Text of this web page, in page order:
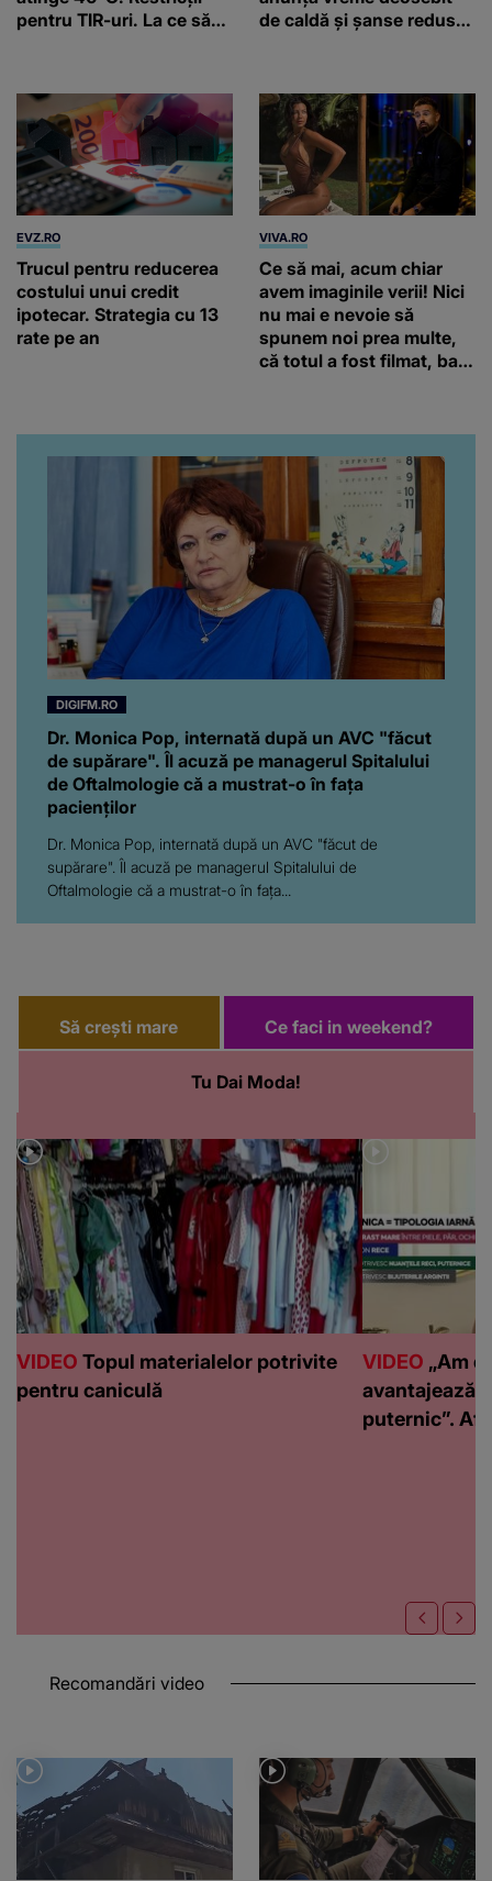
pentru TIR-uri. La ce să
de caldă și șanse reduse
EVZ.RO
Trucul pentru reducerea
costului unui credit
ipotecar. Strategia cu 13
rate pe an
VIVA.RO
Ce să mai, acum chiar
avem imaginile verii! Nici
nu mai e nevoie să
spunem noi prea multe,
că totul a fost filmat, ba
da, frumoasa iubită a lui
Florin Ristei e...
DIGIFM.RO
Dr. Monica Pop, internată după un AVC "făcut
de supărare". Îl acuză pe managerul Spitalului
de Oftalmologie că a mustrat-o în fața
pacienților
Dr. Monica Pop, internată după un AVC "făcut de
supărare". Îl acuză pe managerul Spitalului de
Oftalmologie că a mustrat-o în fața...
Să crești mare
Tu Dai Moda!
Ce faci in weekend?
VIDEO Topul materialelor potrivite
pentru caniculă
VIDEO „Am
avantajează
puternic”.
Recomandări video